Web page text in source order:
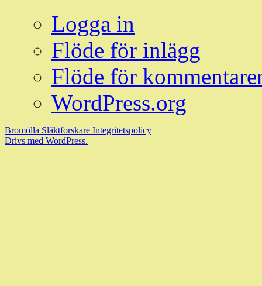
Logga in
Flöde för inlägg
Flöde för
WordPress.org
Bromölla Släktforskare Integritetspolicy
Drivs med WordPress.